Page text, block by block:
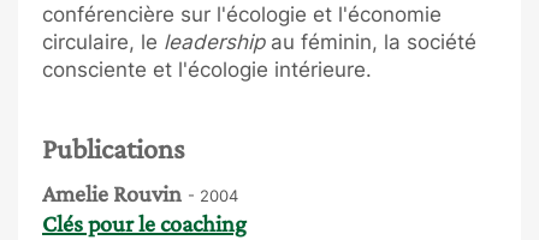
conférencière sur l'écologie et l'économie
circulaire, le leadershipau féminin, la société
consciente et l'écologie intérieure.
Publications
Amelie Rouvin - 2004
Clés pour le coaching